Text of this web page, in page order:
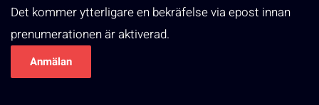
Det kommer ytterligare en bekräfelse via epost innan
prenumerationen är aktiverad.